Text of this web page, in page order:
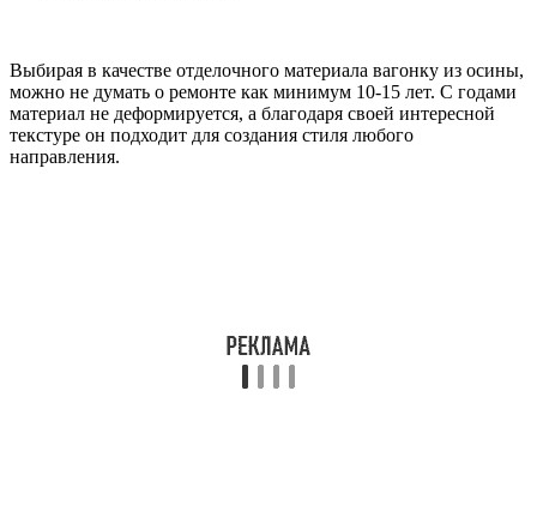
Выбирая в качестве отделочного материала вагонку из осины,
можно не думать о ремонте как минимум 10-15 лет. С годами
материал не деформируется, а благодаря своей интересной
текстуре он подходит для создания стиля любого
направления.